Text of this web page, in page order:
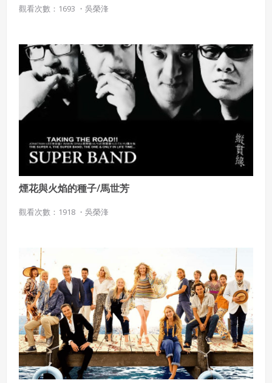
觀看次數：1693 ・ 吳榮浲
煙花與火焰的種子/馬世芳
觀看次數：1918 ・ 吳榮浲